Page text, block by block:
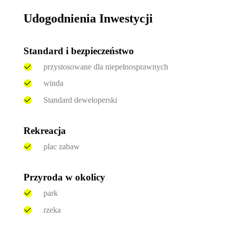
Udogodnienia Inwestycji
Standard i bezpieczeństwo
przystosowane dla niepełnosprawnych
winda
Standard deweloperski
Rekreacja
plac zabaw
Przyroda w okolicy
park
rzeka